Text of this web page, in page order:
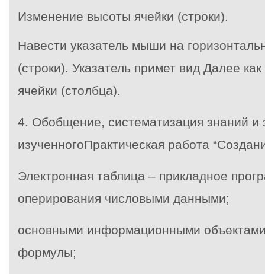
Изменение высоты ячейки (строки).
Навести указатель мыши на
(строки). Указатель примет вид Далее
ячейки (столбца).
4. Обобщение, систематизация знаний и
изученногоПрактическая работа
Электронная таблица – прикладное
оперирования числовыми данными;
основными информационными объектами
формулы;